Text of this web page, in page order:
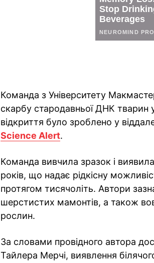
Команда з Університету
скарбу стародавньої ДНК
відкриття було зроблено у
Science Alert.
Команда вивчила зразок і
років, що надає рідкісну
протягом тисячоліть. Автори
шерстистих мамонтів, а також
рослин.
За словами провідного автора
Тайлера Мерчі, виявлення